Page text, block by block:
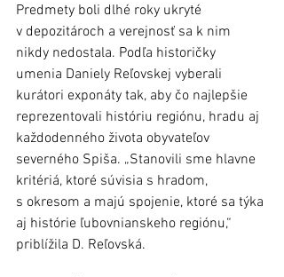
Predmety boli dlhé roky ukryté
v depozitároch a verejnosť sa k nim
nikdy nedostala. Podľa historičky
umenia Daniely Reľovskej vyberali
kurátori exponáty tak, aby čo najlepšie
reprezentovali históriu regiónu, hradu aj
každodenného života obyvateľov
severného Spiša. „Stanovili sme hlavne
kritériá, ktoré súvisia s hradom,
s okresom a majú spojenie, ktoré sa týka
aj histórie ľubovnianskeho regiónu,“
priblížila D. Reľovská.